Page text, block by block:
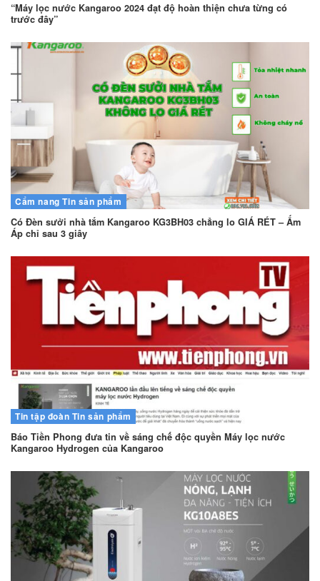
“Máy lọc nước Kangaroo 2024 đạt độ hoàn thiện chưa từng có
trước đây”
Cẩm nang Tin sản phẩm
Có Đèn sưởi nhà tắm Kangaroo KG3BH03 chẳng lo GIÁ RÉT – Ấm
Áp chỉ sau 3 giây
Tin tập đoàn Tin sản phẩm
Báo Tiền Phong đưa tin về sáng chế độc quyền Máy lọc nước
Kangaroo Hydrogen của Kangaroo